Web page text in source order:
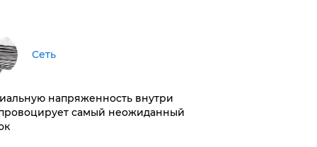
Сеть
напряженность внутри
самый неожиданный